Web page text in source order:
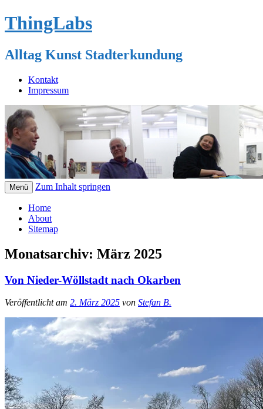
ThingLabs
Alltag Kunst Stadterkundung
Kontakt
Impressum
Menü Zum Inhalt springen
Home
About
Sitemap
Monatsarchiv: März 2025
Von Nieder-Wöllstadt nach Okarben
Veröffentlicht am 2. März 2025 von Stefan B.